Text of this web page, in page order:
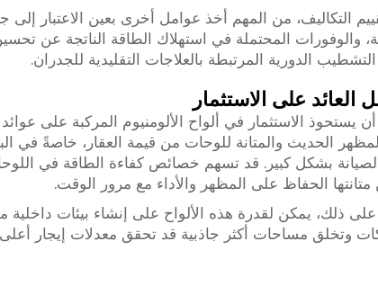
التكاليف، من المهم أخذ عوامل أخرى بعين الاعتبار
والوفورات المحتملة في استهلاك الطاقة الناتجة عن
الدورية المرتبطة بالعلاجات التقليدية للجدران.
العائد على الاستثمار
يستحوذ الاستثمار في ألواح الألومنيوم المركبة على
الحديث والمتانة للوحات من قيمة العقار، خاصةً في
بشكل كبير. قد تسهم خصائص كفاءة الطاقة في
الحفاظ على المظهر والأداء مع مرور الوقت.
ذلك، يمكن لقدرة هذه الألواح على إنشاء بيئات داخلية
وتخلق مساحات أكثر جاذبية قد تحقق معدلات إيجار أعلى